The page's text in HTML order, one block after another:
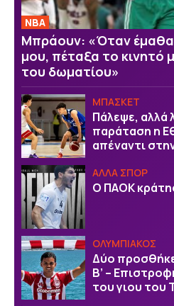
NBA
Μπράουν: «Όταν έμαθα
μου, πέταξα το κινητό
του δωματίου»
ΜΠΑΣΚΕΤ
Πάλεψε, αλλά
παράταση η
απέναντι
ΑΛΛΑ ΣΠΟΡ
Ο ΠΑΟΚ
ΟΛΥΜΠΙΑΚΟΣ
Δύο
Β’ –
του γιου του